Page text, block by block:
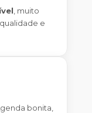
, muito
e
bonita,